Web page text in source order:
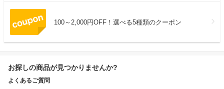
100～2,000円OFF！選べる5種類のクーポン
お探しの商品が見つかりませんか?
よくあるご質問